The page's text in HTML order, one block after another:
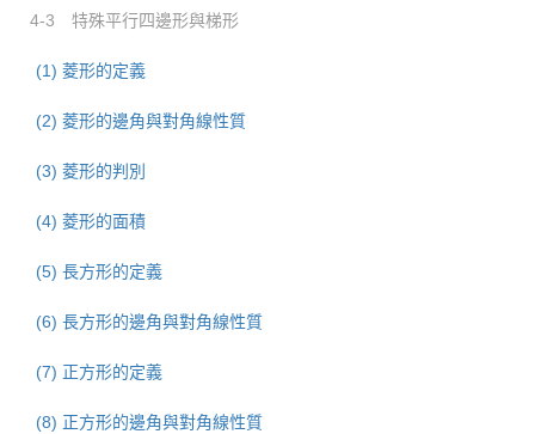
4-3 特殊平行四邊形與梯形
(1) 菱形的定義
(2) 菱形的邊角與對角線性質
(3) 菱形的判別
(4) 菱形的面積
(5) 長方形的定義
(6) 長方形的邊角與對角線性質
(7) 正方形的定義
(8) 正方形的邊角與對角線性質